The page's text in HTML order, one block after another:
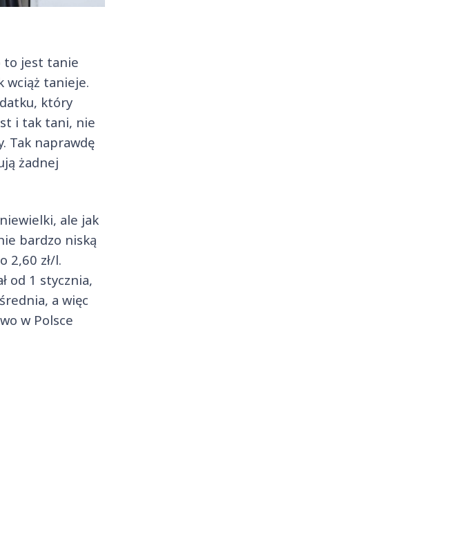
to jest tanie
wciąż tanieje.
który
i tak tani, nie
Tak naprawdę
żadnej
ale jak
bardzo niską
2,60 zł/l.
od 1 stycznia,
a więc
w Polsce